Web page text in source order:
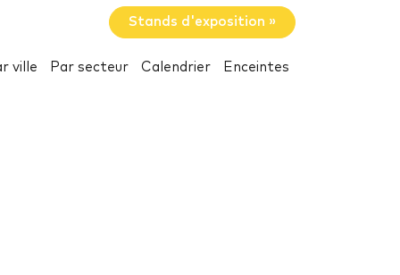
Stands d'exposition »
ville Par secteur Calendrier Enceintes